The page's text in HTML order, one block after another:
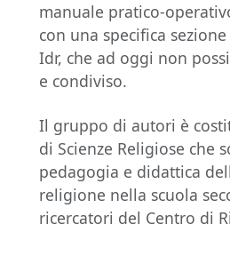
manuale pratico-
con una specifica
Idr, che ad oggi non
e condiviso.
Il gruppo di autori è
di Scienze Religiose che
pedagogia e didattica
religione nella scuola
ricercatori del Centro di